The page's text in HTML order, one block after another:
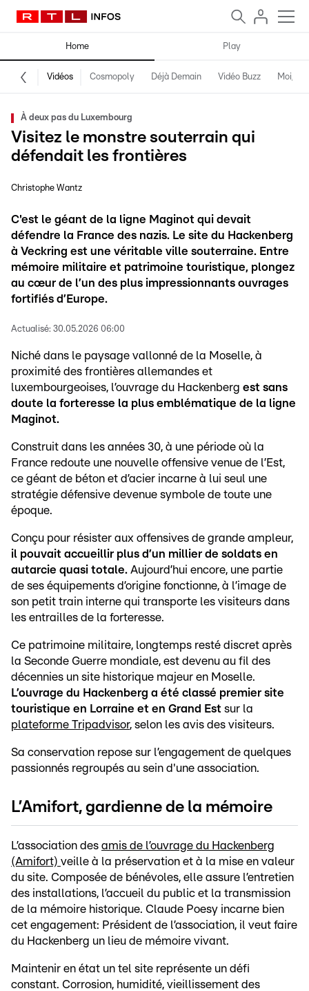
Home Play
Vidéos Cosmopoly Déjà Demain Vidéo Buzz Moi,
À deux pas du Luxembourg
Visitez le monstre souterrain qui
défendait les frontières
Christophe Wantz
C'est le géant de la ligne Maginot qui devait
défendre la France des nazis. Le site du Hackenberg
à Veckring est une véritable ville souterraine. Entre
mémoire militaire et patrimoine touristique, plongez
au cœur de l’un des plus impressionnants ouvrages
fortifiés d’Europe.
Actualisé: 30.05.2026 06:00
Niché dans le paysage vallonné de la Moselle, à
proximité des frontières allemandes et
luxembourgeoises, l’ouvrage du Hackenberg est sans
doute la forteresse la plus emblématique de la ligne
Maginot.
Construit dans les années 30, à une période où la
France redoute une nouvelle offensive venue de l’Est,
ce géant de béton et d’acier incarne à lui seul une
stratégie défensive devenue symbole de toute une
époque.
Conçu pour résister aux offensives de grande ampleur,
il pouvait accueillir plus d’un millier de soldats en
autarcie quasi totale. Aujourd’hui encore, une partie
de ses équipements d’origine fonctionne, à l’image de
son petit train interne qui transporte les visiteurs dans
les entrailles de la forteresse.
Ce patrimoine militaire, longtemps resté discret après
la Seconde Guerre mondiale, est devenu au fil des
décennies un site historique majeur en Moselle.
L’ouvrage du Hackenberg a été classé premier site
touristique en Lorraine et en Grand Est sur la
plateforme Tripadvisor, selon les avis des visiteurs.
Sa conservation repose sur l’engagement de quelques
passionnés regroupés au sein d'une association.
L’Amifort, gardienne de la mémoire
L’association des amis de l’ouvrage du Hackenberg
(Amifort) veille à la préservation et à la mise en valeur
du site. Composée de bénévoles, elle assure l’entretien
des installations, l’accueil du public et la transmission
de la mémoire historique. Claude Poesy incarne bien
cet engagement: Président de l’association, il veut faire
du Hackenberg un lieu de mémoire vivant.
Maintenir en état un tel site représente un défi
constant. Corrosion, humidité, vieillissement des